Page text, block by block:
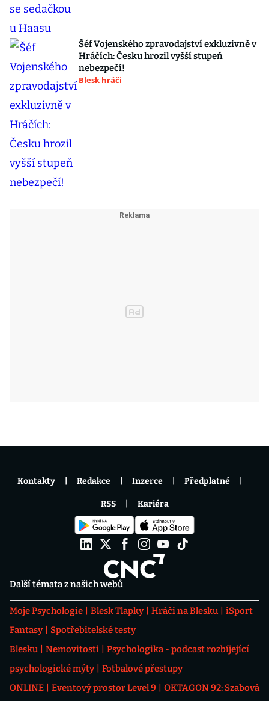
Šéf Vojenského zpravodajství exkluzivně v
Hráčích: Česku hrozil vyšší stupeň
nebezpečí!
Blesk hráči
Další témata z našich webů
Moje Psychologie Blesk Tlapky Hráči na Blesku
iSport
Fantasy
Spotřebitelské testy
Blesku
Nemovitosti
Psychologika - podcast rozbíjející
psychologické mýty
Fotbalové přestupy
ONLINE
Eventový prostor Level 9
OKTAGON 92: Szabová
Kontakty Redakce Inzerce Předplatné
RSS Kariéra